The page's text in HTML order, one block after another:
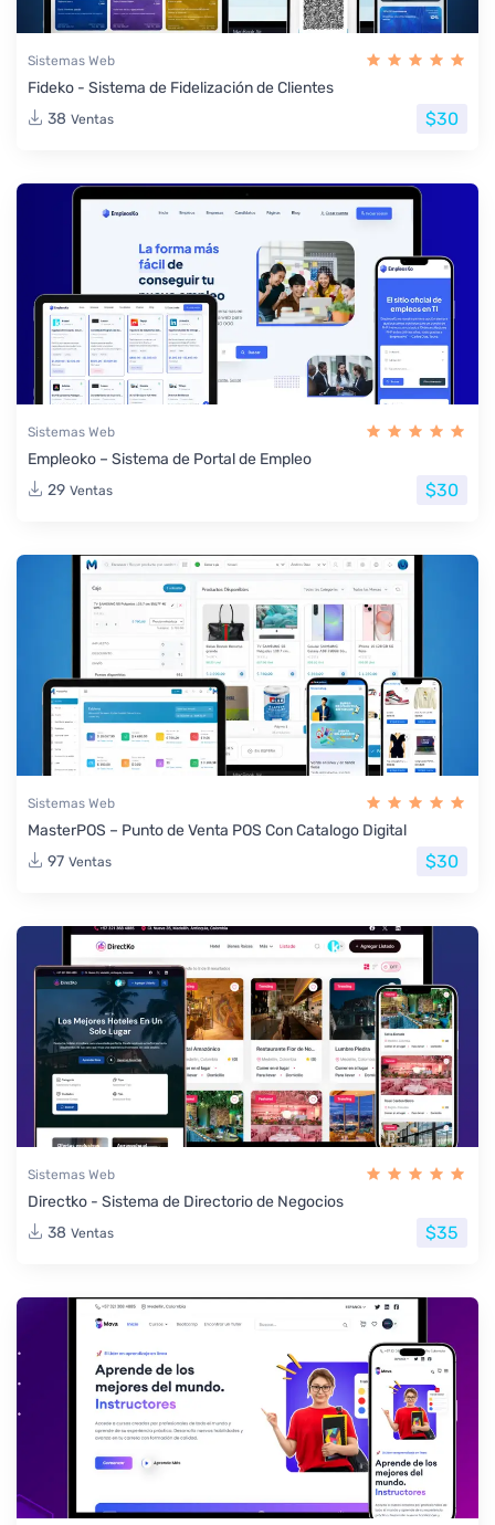
Sistemas Web
Fideko - Sistema de Fidelización de Clientes
38 Ventas $30
Sistemas Web
Empleoko – Sistema de Portal de Empleo
29 Ventas $30
Sistemas Web
MasterPOS – Punto de Venta POS Con Catalogo Digital
97 Ventas $30
Sistemas Web
Directko - Sistema de Directorio de Negocios
38 Ventas $35